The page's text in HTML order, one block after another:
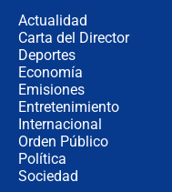
Actualidad
Carta del Director
Deportes
Economía
Emisiones
Entretenimiento
Internacional
Orden Público
Política
Sociedad